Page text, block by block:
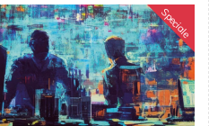
Speciale